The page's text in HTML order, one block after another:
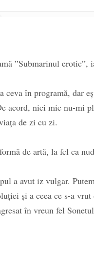
”Submarinul erotic”,
ceva în programă, dar
acord, nici mie nu-mi
de zi cu zi.
de artă, la fel ca
a avut iz vulgar.
și a ceea ce s-a
în vreun fel